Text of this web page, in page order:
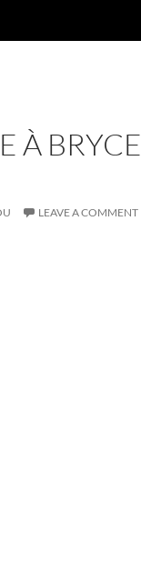
À BRYCE
LEAVE A COMMENT